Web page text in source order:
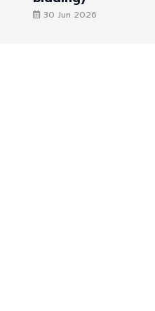
30 Jun 2026